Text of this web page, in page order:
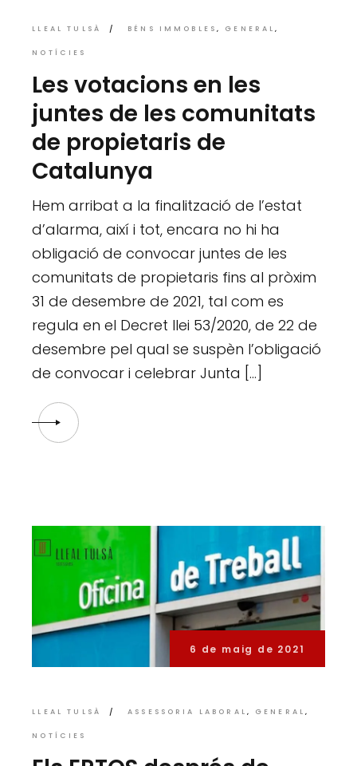
LLEAL TULSÀ BÉNS IMMOBLES GENERAL
NOTÍCIES
Les votacions en les
juntes de les comunitats
de propietaris de
Catalunya
Hem arribat a la finalització de l’estat
d’alarma, així i tot, encara no hi ha
obligació de convocar juntes de les
comunitats de propietaris fins al pròxim
31 de desembre de 2021, tal com es
regula en el Decret llei 53/2020, de 22 de
desembre pel qual se suspèn l’obligació
de convocar i celebrar Junta […]
6 de maig de 2021
LLEAL TULSÀ ASSESSORIA LABORAL GENERAL
NOTÍCIES